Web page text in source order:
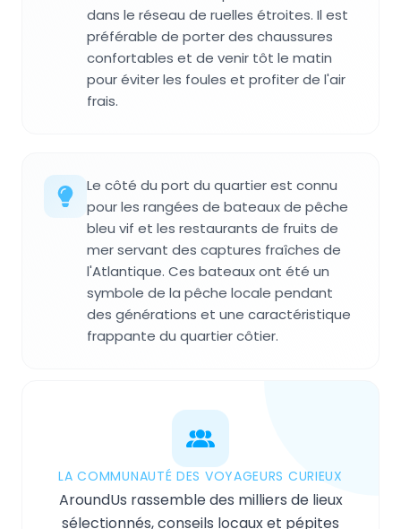
dans le réseau de ruelles étroites. Il est
préférable de porter des chaussures
confortables et de venir tôt le matin
pour éviter les foules et profiter de l'air
frais.
Le côté du port du quartier est connu
pour les rangées de bateaux de pêche
bleu vif et les restaurants de fruits de
mer servant des captures fraîches de
l'Atlantique. Ces bateaux ont été un
symbole de la pêche locale pendant
des générations et une caractéristique
frappante du quartier côtier.
LA COMMUNAUTÉ DES VOYAGEURS CURIEUX
AroundUs rassemble des milliers de lieux
sélectionnés, conseils locaux et pépites